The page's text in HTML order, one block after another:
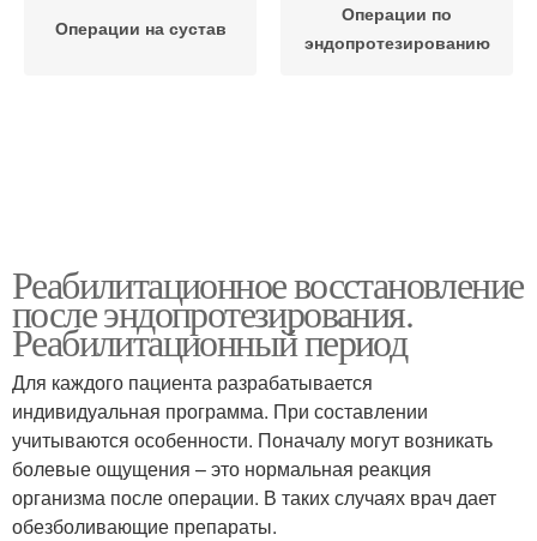
Операции на сустав
Операции по
эндопротезированию
Реабилитационное восстановление
после эндопротезирования.
Реабилитационный период
Для каждого пациента разрабатывается
индивидуальная программа. При составлении
учитываются особенности. Поначалу могут возникать
болевые ощущения – это нормальная реакция
организма после операции. В таких случаях врач дает
обезболивающие препараты.